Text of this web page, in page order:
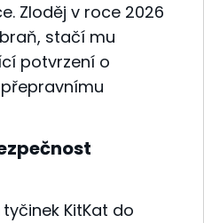
Zloděj v roce 2026
stačí mu
potvrzení o
KitKat do